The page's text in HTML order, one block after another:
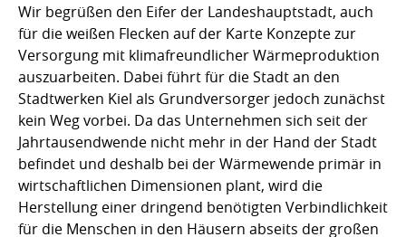
Wir begrüßen den Eifer der Landeshauptstadt, auch
für die weißen Flecken auf der Karte Konzepte zur
Versorgung mit klimafreundlicher Wärmeproduktion
auszuarbeiten. Dabei führt für die Stadt an den
Stadtwerken Kiel als Grundversorger jedoch zunächst
kein Weg vorbei. Da das Unternehmen sich seit der
Jahrtausendwende nicht mehr in der Hand der Stadt
befindet und deshalb bei der Wärmewende primär in
wirtschaftlichen Dimensionen plant, wird die
Herstellung einer dringend benötigten Verbindlichkeit
für die Menschen in den Häusern abseits der großen